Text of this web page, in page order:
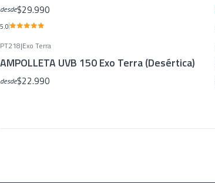
desde$29.990
5.0
PT218|Exo Terra
AMPOLLETA UVB 150 Exo Terra (Desértica)
desde$22.990